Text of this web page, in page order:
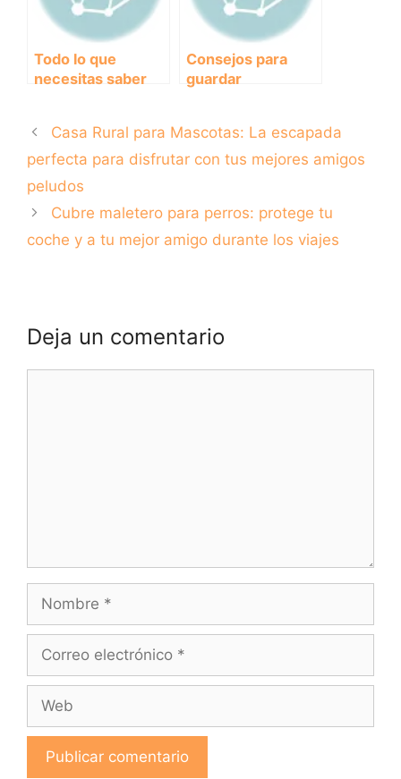
Todo lo que
necesitas saber
machos: cómo
elegirlos y
utilizarlos
correctamente
Consejos para
guardar
y mantener su
frescura
Casa Rural para Mascotas: La escapada
perfecta para disfrutar con tus mejores amigos
peludos
Cubre maletero para perros: protege tu
coche y a tu mejor amigo durante los viajes
Deja un comentario